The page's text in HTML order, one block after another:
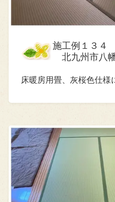
施工例１３４
北九州市八
床暖房用畳、灰桜色仕様